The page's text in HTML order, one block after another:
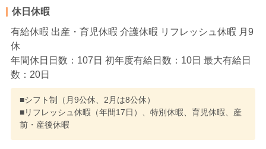
休日休暇
有給休暇 出産・育児休暇 介護休暇 リフレッシュ休暇 月9
休
年間休日日数：107日 初年度有給日数：10日 最大有給日
数：20日
■シフト制（月9公休、2月は8公休）
■リフレッシュ休暇（年間17日）、特別休暇、育児休暇、産
前・産後休暇